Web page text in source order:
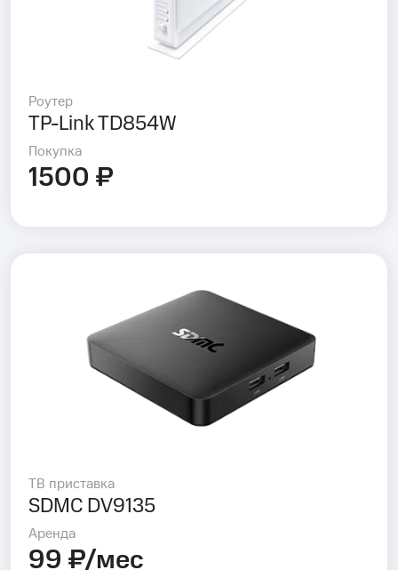
Роутер
TP-Link TD854W
Покупка
1500 ₽
ТВ приставка
SDMC DV9135
Аренда
99 ₽/мес